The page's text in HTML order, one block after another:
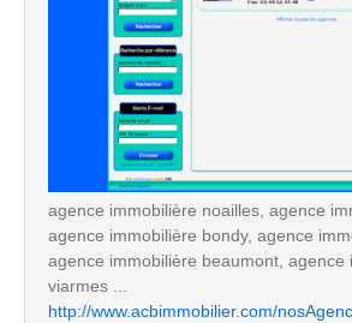
agence immobilière noailles, agence
agence immobilière bondy, agence
agence immobilière beaumont, agence
viarmes ...
http://www.acbimmobilier.com/